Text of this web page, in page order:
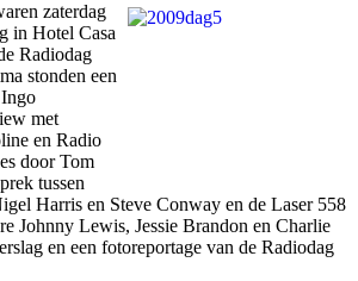
zaterdag
in Hotel Casa
Radiodag
stonden een
met
en Radio
door Tom
tussen
Harris en Steve Conway en de Laser 558
Johnny Lewis, Jessie Brandon en Charlie
en een fotoreportage van de Radiodag